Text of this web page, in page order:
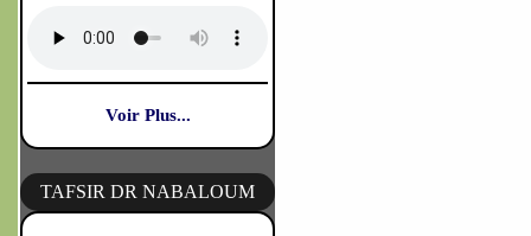
Voir Plus...
TAFSIR DR NABALOUM